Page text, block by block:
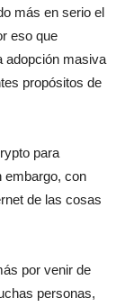
más en serio el
eso que
adopción masiva
propósitos de
para
embargo, con
de las cosas
por venir de
personas,